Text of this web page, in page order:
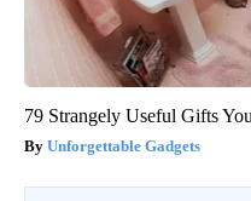
79 Strangely Useful Gifts
Unforgettable Gadgets